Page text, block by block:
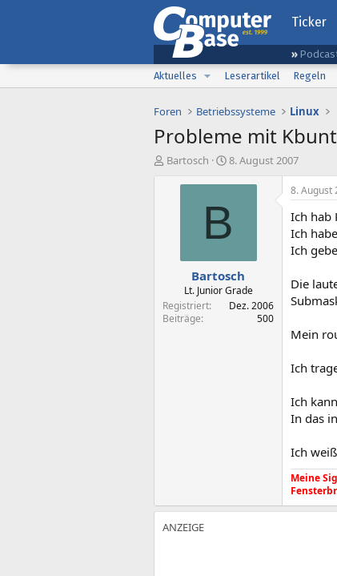
Ticker
Aktuelles
Leserartikel Regeln
Foren Betriebssysteme Linux
Probleme mit
E
Bartosch
E
s
e
l
t
a
m
8. August 2007
B
Bartosch
Lt. Junior Grade
Registriert
Dez. 2006
Beiträge
500
8. August
Ich hab
Ich
Ich
Die
Mein
Ich
Ich
In das
Ich
Meine